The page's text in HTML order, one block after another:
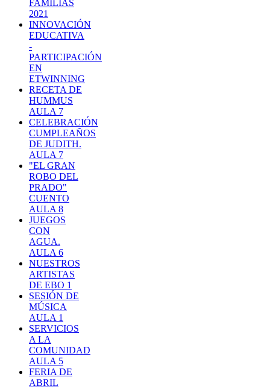
FAMILIAS
2021
INNOVACIÓN
EDUCATIVA
-
PARTICIPACIÓN
EN
ETWINNING
RECETA DE
HUMMUS
AULA 7
CELEBRACIÓN
CUMPLEAÑOS
DE JUDITH.
AULA 7
"EL GRAN
ROBO DEL
PRADO"
CUENTO
AULA 8
JUEGOS
CON
AGUA.
AULA 6
NUESTROS
ARTISTAS
DE EBO 1
SESIÓN DE
MÚSICA
AULA 1
SERVICIOS
A LA
COMUNIDAD
AULA 5
FERIA DE
ABRIL